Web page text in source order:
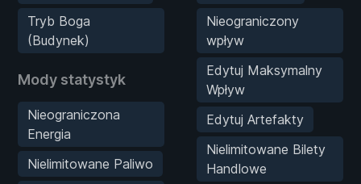
Tryb Boga
(Budynek)
Mody statystyk
Nieograniczona
Energia
Nielimitowane Paliwo
Nieograniczony
wpływ
Edytuj Maksymalny
Wpływ
Edytuj Artefakty
Nielimitowane Bilety
Handlowe